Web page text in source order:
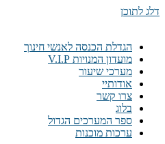
דלג לתוכן
הגדלת הכנסה לאנשי חינוך
מועדון המנויות V.I.P
מערכי שיעור
אודותיי
צרו קשר
בלוג
ספר המערכים הגדול
ערכות מוכנות